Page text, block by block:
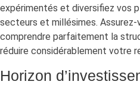
expérimentés et diversifiez vos
secteurs et millésimes.
comprendre parfaitement la
réduire considérablement votre
Horizon